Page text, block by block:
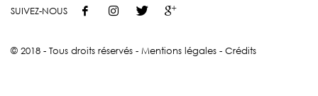
SUIVEZ-NOUS
© 2018 - Tous droits réservés - Mentions légales - Crédits